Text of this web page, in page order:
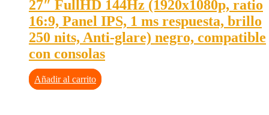
27″ FullHD 144Hz (1920x1080p, ratio
16:9, Panel IPS, 1 ms respuesta, brillo
250 nits, Anti-glare) negro, compatible
con consolas
Añadir al carrito